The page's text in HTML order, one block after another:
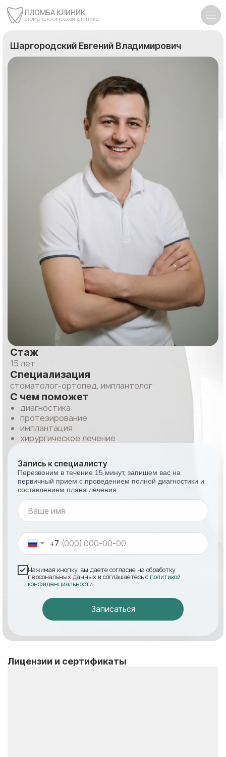
ПЛОМБА КЛИНИК
стоматологическая клиника
Шаргородский Евгений Владимирович
Стаж
15 лет
Специализация
стоматолог-ортопед, имплантолог
С чем поможет
диагностика
протезирование
имплантация
хирургическое лечение
Запись к специалисту
Перезвоним в течение 15 минут, запишем вас на
первичный прием с проведением полной диагностики и
составлением плана лечения
+7
Нажимая кнопку, вы даете согласие на обработку
персональных данных и соглашаетесь с политикой
конфиденциальности
Записаться
Лицензии и сертификаты